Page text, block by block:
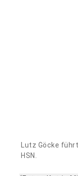
Lutz Göcke
HSN.